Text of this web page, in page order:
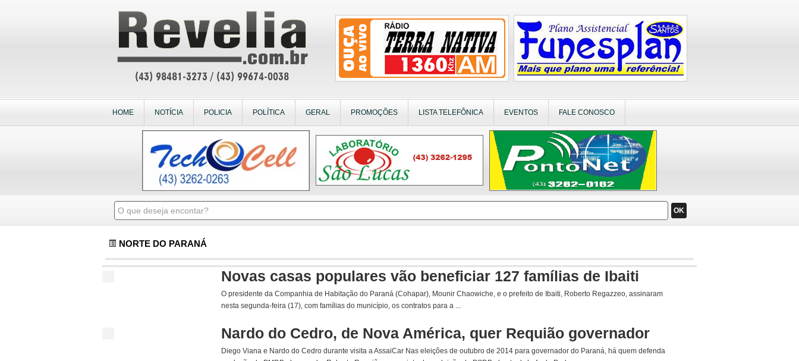
HOME NOTÍCIA POLICIA POLÍTICA GERAL PROMOÇÕES LISTA TELEFÔNICA EVENTOS FALE CONOSCO
OK
NORTE DO PARANÁ
Novas casas populares vão beneficiar 127 famílias de Ibaiti
O presidente da Companhia de Habitação do Paraná (Cohapar), Mounir Chaowiche, e o prefeito de Ibaiti, Roberto Regazzeo, assinaram
nesta segunda-feira (17), com famílias do município, os contratos para a ...
Nardo do Cedro, de Nova América, quer Requião governador
Diego Viana e Nardo do Cedro durante visita a AssaiCar Nas eleições de outubro de 2014 para governador do Paraná, há quem defenda